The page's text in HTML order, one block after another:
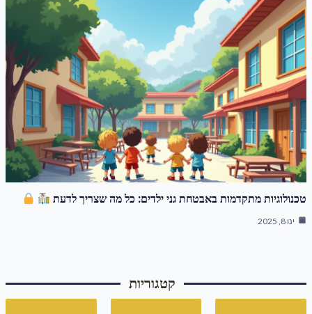
טכנולוגיות מתקדמות באבטחת גני ילדים: כל מה שצריך לדעת
ינו 8, 2025
קטגוריות